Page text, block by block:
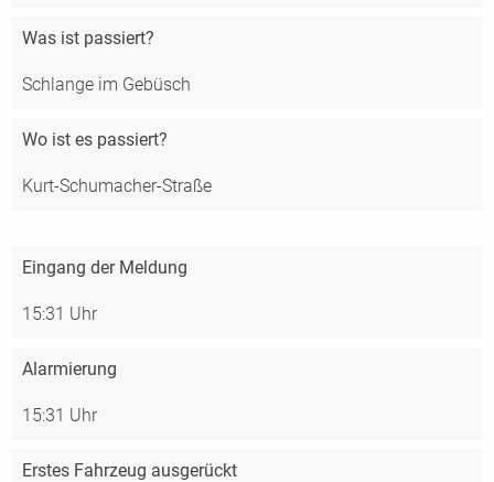
Was ist passiert?
Schlange im Gebüsch
Wo ist es passiert?
Kurt-Schumacher-Straße
Eingang der Meldung
15:31 Uhr
Alarmierung
15:31 Uhr
Erstes Fahrzeug ausgerückt